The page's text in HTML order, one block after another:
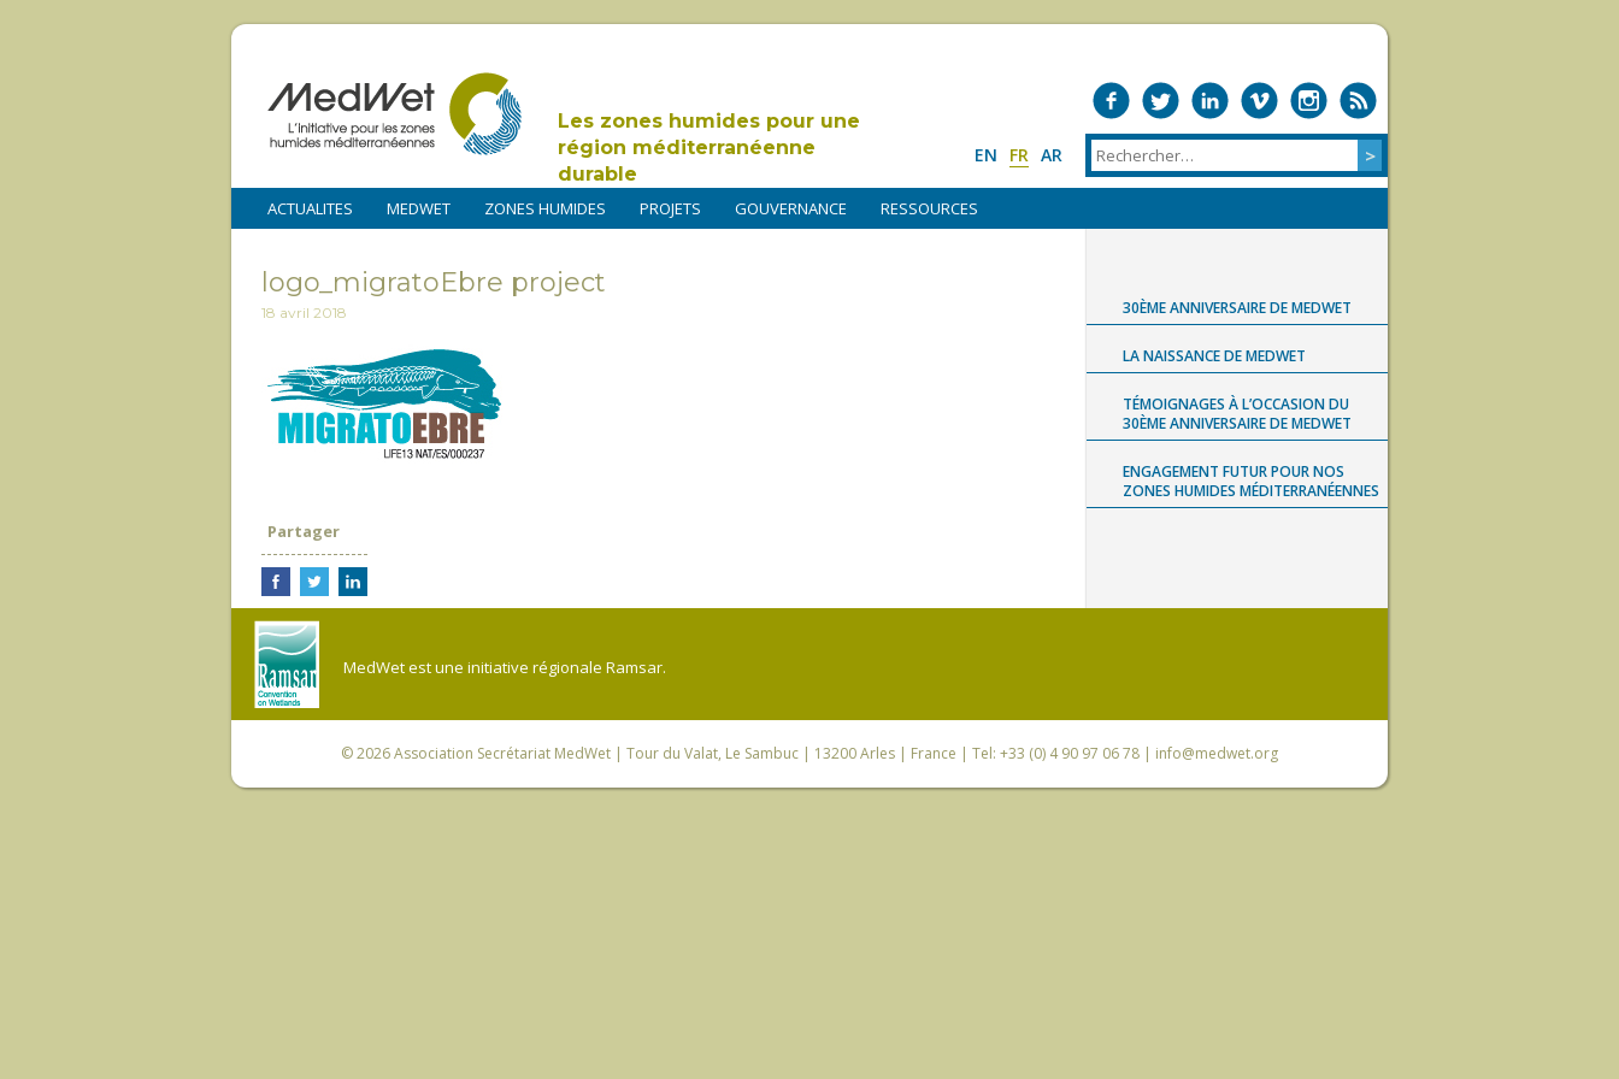
Les zones humides pour une
région méditerranéenne
durable
EN FR AR
ACTUALITES MEDWET ZONES HUMIDES PROJETS GOUVERNANCE RESSOURCES
logo_migratoEbre project
18 avril 2018
Partager
30ÈME ANNIVERSAIRE DE MEDWET
LA NAISSANCE DE MEDWET
TÉMOIGNAGES À L’OCCASION DU
30ÈME ANNIVERSAIRE DE MEDWET
ENGAGEMENT FUTUR POUR NOS
ZONES HUMIDES MÉDITERRANÉENNES
MedWet est une initiative régionale Ramsar.
© 2026Association Secrétariat MedWet | Tour du Valat, Le Sambuc | 13200 Arles | France | Tel: +33 (0) 4 90 97 06 78 | info@medwet.org